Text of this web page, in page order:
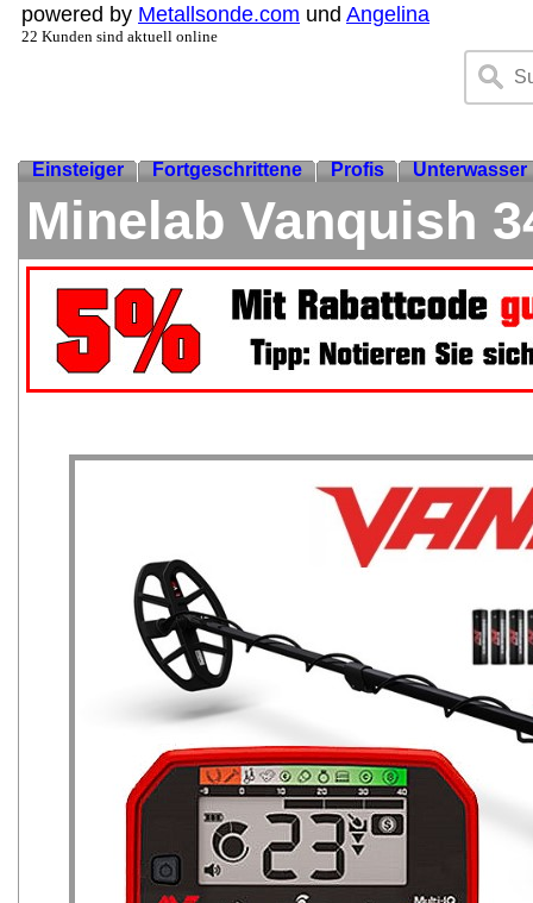
powered by Metallsonde.com und Angelina
22 Kunden sind aktuell online
Einsteiger Fortgeschrittene Profis Unterwasser
Minelab Vanquish